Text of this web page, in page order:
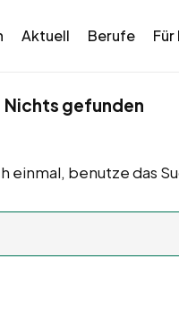
Aktuell Berufe
Nichts gefunden
einmal, benutze das